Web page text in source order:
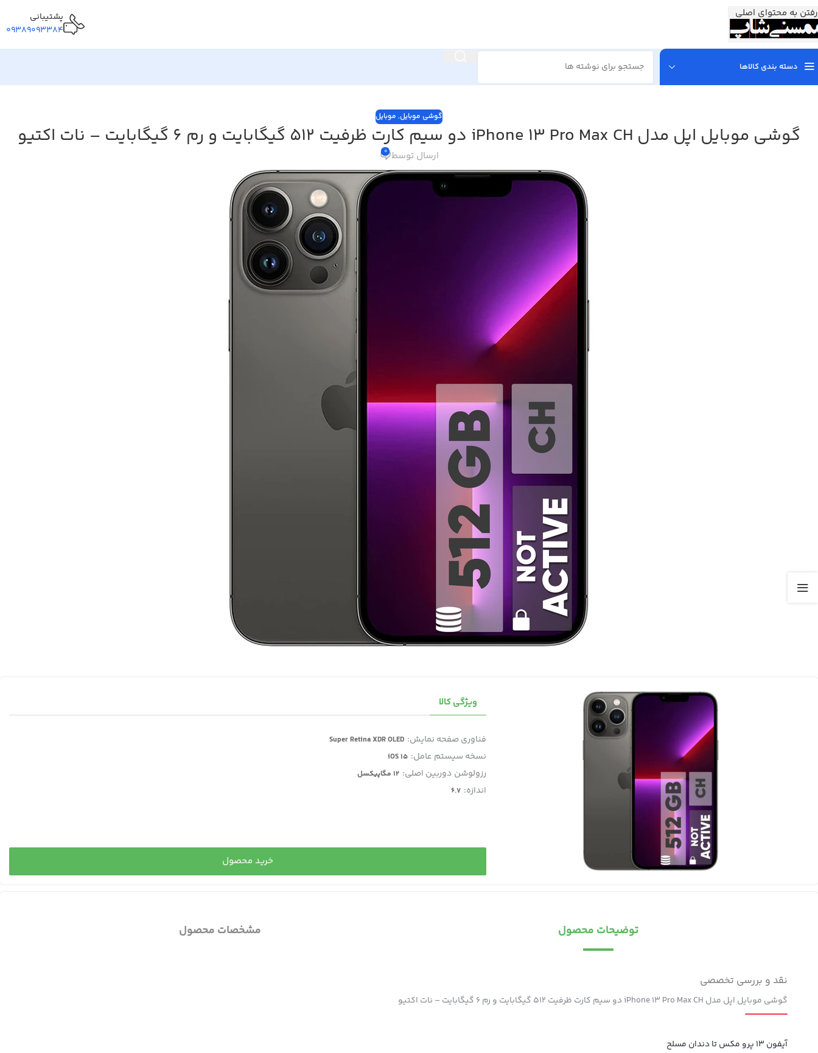
رفتن به محتوای اصلی
پشتیبانی
09389093384
دسته بندی کالاها
گوشی موبایل, موبایل
گوشی موبایل اپل مدل iPhone 13 Pro Max CH دو سیم‌ کارت ظرفیت 512 گیگابایت و رم 6 گیگابایت – نات اکتیو
ارسال توسط 0
ویژگی کالا
فناوری صفحه‌ نمایش: Super Retina XDR OLED
نسخه سیستم عامل: iOS 15
رزولوشن دوربین اصلی: 12 مگاپیکسل
اندازه: 6.7
خرید محصول
توضیحات محصول مشخصات محصول
نقد و بررسی تخصصی
گوشی موبایل اپل مدل iPhone 13 Pro Max CH دو سیم‌ کارت ظرفیت 512 گیگابایت و رم 6 گیگابایت – نات اکتیو
آیفون 13 پرو مکس تا دندان مسلح